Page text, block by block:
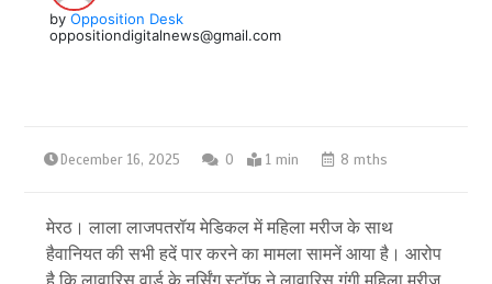
by Opposition Desk
oppositiondigitalnews@gmail.com
December 16, 2025 0 1 min 8 mths
मेरठ। लाला लाजपतरॉय मेडिकल में महिला मरीज के साथ
हैवानियत की सभी हदें पार करने का मामला सामनें आया है। आरोप